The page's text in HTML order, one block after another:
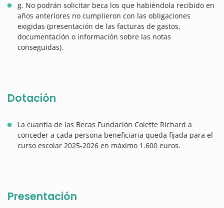
g. No podrán solicitar beca los que habiéndola recibido en
años anteriores no cumplieron con las obligaciones
exigidas (presentación de las facturas de gastos,
documentación o información sobre las notas
conseguidas).
Dotación
La cuantía de las Becas Fundación Colette Richard a
conceder a cada persona beneficiaria queda fijada para el
curso escolar 2025-2026 en máximo 1.600 euros.
Presentación